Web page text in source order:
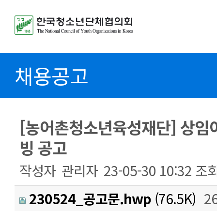
채용공고
[농어촌청소년육성재단] 상임
빙 공고
작성자 관리자 23-05-30 10:32 조
230524_공고문.hwp (76.5K)